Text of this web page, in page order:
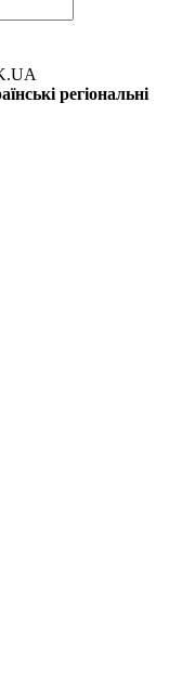
регіональні